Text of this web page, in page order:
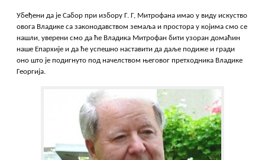
Убеђени да је Сабор при избору Г. Г, Митрофана имао у виду искуство
овога Владике са законодавством земаља и простора у којима смо се
нашли, уверени смо да ће Владика Митрофан бити узоран домаћин
наше Епархије и да ће успешно наставити да даље подиже и гради
оно што је подигнуто под начелством његовог претходника Владике
Георгија.